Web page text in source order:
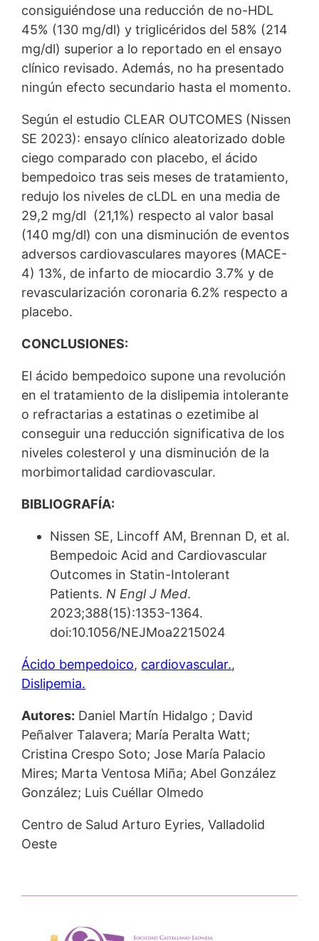
consiguiéndose una reducción de no-HDL
45% (130 mg/dl) y triglicéridos del 58% (214
mg/dl) superior a lo reportado en el ensayo
clínico revisado. Además, no ha presentado
ningún efecto secundario hasta el momento.
Según el estudio CLEAR OUTCOMES (Nissen
SE 2023): ensayo clínico aleatorizado doble
ciego comparado con placebo, el ácido
bempedoico tras seis meses de tratamiento,
redujo los niveles de cLDL en una media de
29,2 mg/dl (21,1%) respecto al valor basal
(140 mg/dl) con una disminución de eventos
adversos cardiovasculares mayores (MACE-
4) 13%, de infarto de miocardio 3.7% y de
revascularización coronaria 6.2% respecto a
placebo.
CONCLUSIONES:
El ácido bempedoico supone una revolución
en el tratamiento de la dislipemia intolerante
o refractarias a estatinas o ezetimibe al
conseguir una reducción significativa de los
niveles colesterol y una disminución de la
morbimortalidad cardiovascular.
BIBLIOGRAFÍA:
Nissen SE, Lincoff AM, Brennan D, et al.
Bempedoic Acid and Cardiovascular
Outcomes in Statin-Intolerant
Patients.N Engl J Med.
2023;388(15):1353-1364.
doi:10.1056/NEJMoa2215024
Ácido bempedoico, cardiovascular.
Dislipemia.
Autores: Daniel Martín Hidalgo ; David
Peñalver Talavera; María Peralta Watt;
Cristina Crespo Soto; Jose María Palacio
Mires; Marta Ventosa Miña; Abel González
González; Luis Cuéllar Olmedo
Centro de Salud Arturo Eyries, Valladolid
Oeste